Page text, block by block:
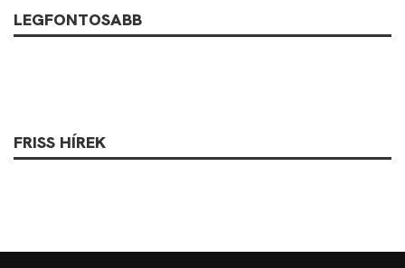
LEGFONTOSABB
FRISS HÍREK